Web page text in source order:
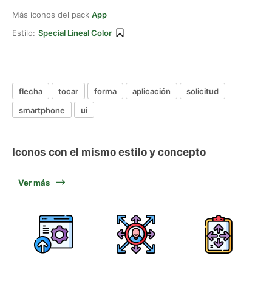
Más iconos del pack App
Estilo: Special Lineal Color
flecha tocar forma aplicación
solicitud
smartphone
ui
Iconos con el mismo estilo y concepto
Ver más